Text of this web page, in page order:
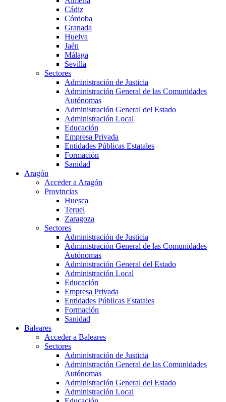
Cádiz
Córdoba
Granada
Huelva
Jaén
Málaga
Sevilla
Sectores
Administración de Justicia
Administración General de las Comunidades
Autónomas
Administración General del Estado
Administración Local
Educación
Empresa Privada
Entidades Públicas Estatales
Formación
Sanidad
Aragón
Acceder a Aragón
Provincias
Huesca
Teruel
Zaragoza
Sectores
Administración de Justicia
Administración General de las Comunidades
Autónomas
Administración General del Estado
Administración Local
Educación
Empresa Privada
Entidades Públicas Estatales
Formación
Sanidad
Baleares
Acceder a Baleares
Sectores
Administración de Justicia
Administración General de las Comunidades
Autónomas
Administración General del Estado
Administración Local